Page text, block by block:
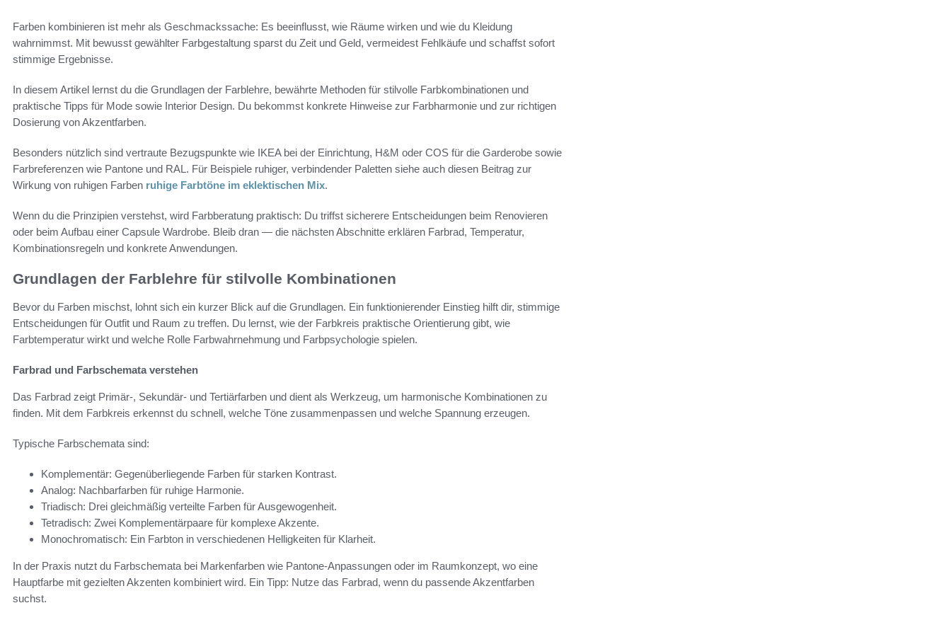
Farben kombinieren ist mehr als Geschmackssache: Es beeinflusst, wie Räume wirken und wie du Kleidung
wahrnimmst. Mit bewusst gewählter Farbgestaltung sparst du Zeit und Geld, vermeidest Fehlkäufe und schaffst sofort
stimmige Ergebnisse.
In diesem Artikel lernst du die Grundlagen der Farblehre, bewährte Methoden für stilvolle Farbkombinationen und
praktische Tipps für Mode sowie Interior Design. Du bekommst konkrete Hinweise zur Farbharmonie und zur richtigen
Dosierung von Akzentfarben.
Besonders nützlich sind vertraute Bezugspunkte wie IKEA bei der Einrichtung, H&M oder COS für die Garderobe sowie
Farbreferenzen wie Pantone und RAL. Für Beispiele ruhiger, verbindender Paletten siehe auch diesen Beitrag zur
Wirkung von ruhigen Farben ruhige Farbtöne im eklektischen Mix.
Wenn du die Prinzipien verstehst, wird Farbberatung praktisch: Du triffst sicherere Entscheidungen beim Renovieren
oder beim Aufbau einer Capsule Wardrobe. Bleib dran — die nächsten Abschnitte erklären Farbrad, Temperatur,
Kombinationsregeln und konkrete Anwendungen.
Grundlagen der Farblehre für stilvolle Kombinationen
Bevor du Farben mischst, lohnt sich ein kurzer Blick auf die Grundlagen. Ein funktionierender Einstieg hilft dir, stimmige
Entscheidungen für Outfit und Raum zu treffen. Du lernst, wie der Farbkreis praktische Orientierung gibt, wie
Farbtemperatur wirkt und welche Rolle Farbwahrnehmung und Farbpsychologie spielen.
Farbrad und Farbschemata verstehen
Das Farbrad zeigt Primär-, Sekundär- und Tertiärfarben und dient als Werkzeug, um harmonische Kombinationen zu
finden. Mit dem Farbkreis erkennst du schnell, welche Töne zusammenpassen und welche Spannung erzeugen.
Typische Farbschemata sind:
Komplementär: Gegenüberliegende Farben für starken Kontrast.
Analog: Nachbarfarben für ruhige Harmonie.
Triadisch: Drei gleichmäßig verteilte Farben für Ausgewogenheit.
Tetradisch: Zwei Komplementärpaare für komplexe Akzente.
Monochromatisch: Ein Farbton in verschiedenen Helligkeiten für Klarheit.
In der Praxis nutzt du Farbschemata bei Markenfarben wie Pantone-Anpassungen oder im Raumkonzept, wo eine
Hauptfarbe mit gezielten Akzenten kombiniert wird. Ein Tipp: Nutze das Farbrad, wenn du passende Akzentfarben
suchst.